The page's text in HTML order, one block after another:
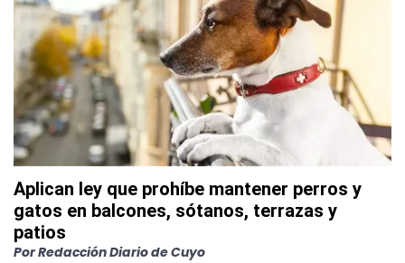
Aplican ley que prohíbe mantener perros y
gatos en balcones, sótanos, terrazas y
patios
PorRedacción Diario de Cuyo